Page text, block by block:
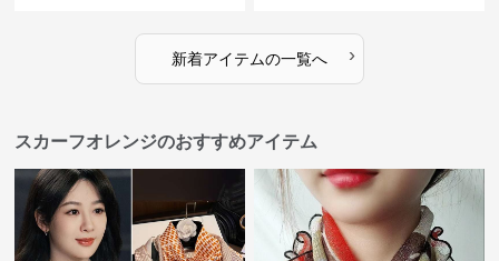
新着アイテムの一覧へ ›
スカーフオレンジのおすすめアイテム